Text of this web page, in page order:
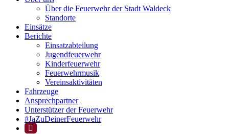
Über die Feuerwehr der Stadt Waldeck
Standorte
Einsätze
Berichte
Einsatzabteilung
Jugendfeuerwehr
Kinderfeuerwehr
Feuerwehrmusik
Vereinsaktivitäten
Fahrzeuge
Ansprechpartner
Unterstützer der Feuerwehr
#JaZuDeinerFeuerwehr